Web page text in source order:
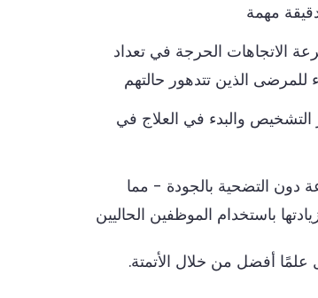
مهمة
الاتجاهات الحرجة في تعداد
للمرضى الذين تتدهور حالتهم
التشخيص والبدء في العلاج في
عينات في الساعة دون التضحية بالجودة - مما
باستخدام الموظفين الحاليين
علمًا أفضل من خلال الأتمتة.